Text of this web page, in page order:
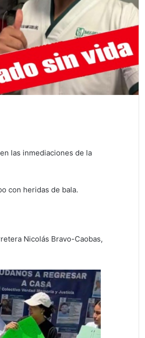
las inmediaciones de la
con heridas de bala.
Nicolás Bravo-Caobas,